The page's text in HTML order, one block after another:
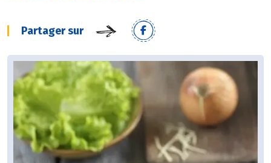
Partager sur